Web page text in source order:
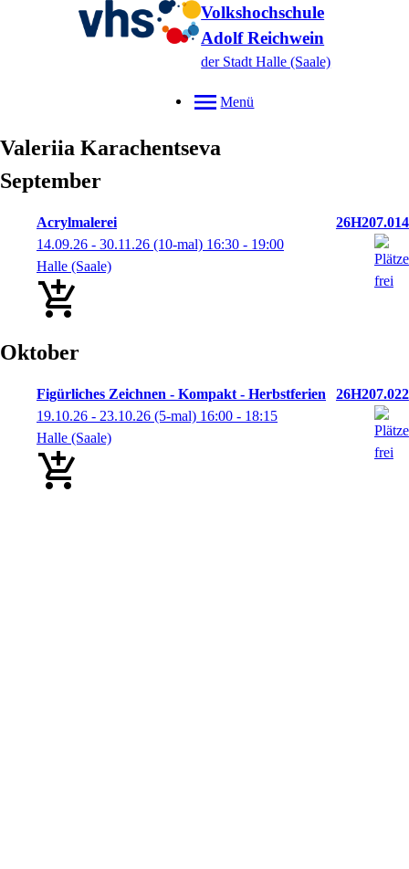
Volkshochschule
Adolf Reichwein
der Stadt Halle (Saale)
Menü
Valeriia Karachentseva
September
Acrylmalerei
26H207.014
14.09.26 - 30.11.26 (10-mal) 16:30 - 19:00
Halle (Saale)
Oktober
Figürliches Zeichnen - Kompakt - Herbstferien
26H207.022
19.10.26 - 23.10.26 (5-mal) 16:00 - 18:15
Halle (Saale)